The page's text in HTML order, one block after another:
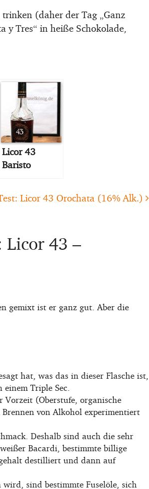
(daher der Tag „Ganz
y Tres“ in heiße Schokolade,
Licor 43
Baristo
Licor 43 Orochata (16% Alk.)
Licor 43 –
gemixt ist er ganz gut. Aber die
hat, was das in dieser Flasche ist,
Triple Sec.
(Oberstufe, organische
von Alkohol experimentiert
Deshalb sind auch die sehr
Bacardi, bestimmte billige
destilliert und dann auf
sind bestimmte Fuselöle, sich